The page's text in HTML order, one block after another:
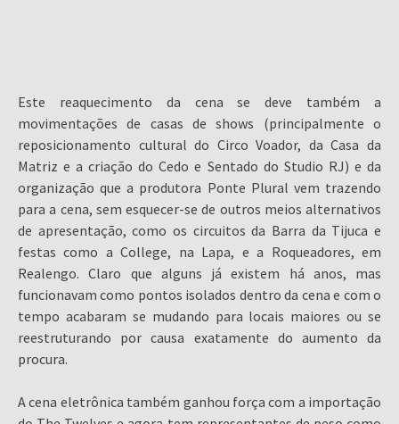
Este reaquecimento da cena se deve também a
movimentações de casas de shows (principalmente o
reposicionamento cultural do Circo Voador, da Casa da
Matriz e a criação do Cedo e Sentado do Studio RJ) e da
organização que a produtora Ponte Plural vem trazendo
para a cena, sem esquecer-se de outros meios alternativos
de apresentação, como os circuitos da Barra da Tijuca e
festas como a College, na Lapa, e a Roqueadores, em
Realengo. Claro que alguns já existem há anos, mas
funcionavam como pontos isolados dentro da cena e com o
tempo acabaram se mudando para locais maiores ou se
reestruturando por causa exatamente do aumento da
procura.
A cena eletrônica também ganhou força com a importação